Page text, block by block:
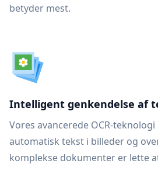
betyder mest.
Intelligent genkendelse af
Vores avancerede OCR-
automatisk tekst i billeder og
komplekse dokumenter er lette